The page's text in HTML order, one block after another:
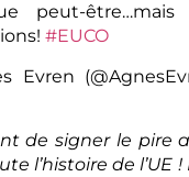
peut-
#EUCO
Evren
de signer le pire
l’histoire de l’UE